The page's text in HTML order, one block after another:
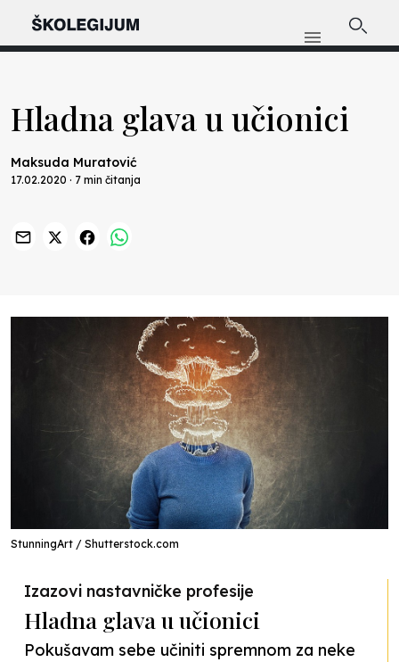
Hladna glava u učionici
Maksuda Muratović
17.02.2020 · 7 min čitanja
StunningArt / Shutterstock.com
Izazovi nastavničke profesije
Hladna glava u učionici
Pokušavam sebe učiniti spremnom za neke